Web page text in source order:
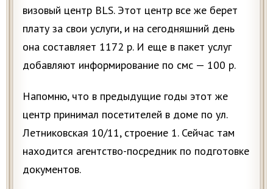
визовый центр BLS. Этот центр все же берет
плату за свои услуги, и на сегодняшний день
она составляет 1172 р. И еще в пакет услуг
добавляют информирование по смс — 100 р.
Напомню, что в предыдущие годы этот же
центр принимал посетителей в доме по ул.
Летниковская 10/11, строение 1. Сейчас там
находится агентство-посредник по подготовке
документов.